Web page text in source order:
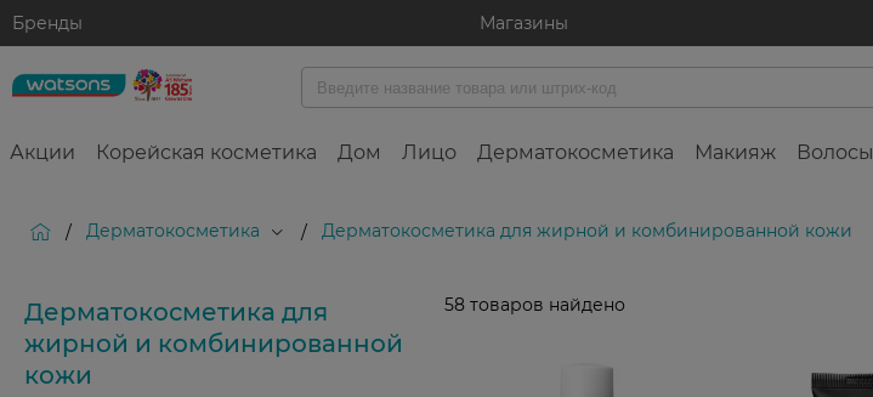
Бренды Магазины
Акции Корейская косметика Дом Лицо Дерматокосметика Макияж Волосы
/ Дерматокосметика / Дерматокосметика для жирной и комбинированной кожи
Дерматокосметика для
жирной и комбинированной
кожи
58 товаров найдено